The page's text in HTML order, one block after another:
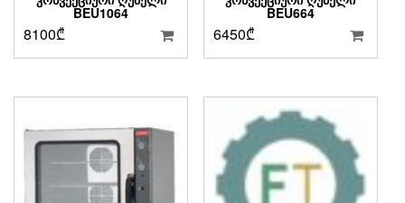
BEU1064
8100₾
BEU664
6450₾